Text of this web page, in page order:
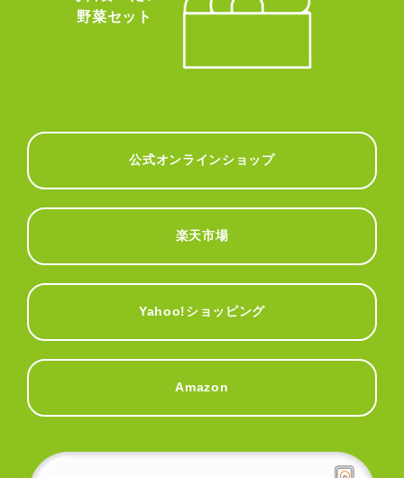
野菜セット
公式オンラインショップ
楽天市場
Yahoo!ショッピング
Amazon